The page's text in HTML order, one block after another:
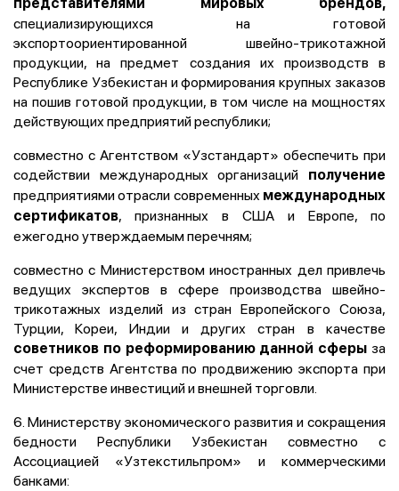
специализирующихся на готовой
экспортоориентированной швейно-трикотажной
продукции, на предмет создания их производств в
Республике Узбекистан и формирования крупных заказов
на пошив готовой продукции, в том числе на мощностях
действующих предприятий республики;
совместно с Агентством «Узстандарт» обеспечить при
содействии международных организаций
получение
предприятиями отрасли современных международных
сертификатов, признанных в США и Европе, по
ежегодно утверждаемым перечням;
совместно с Министерством иностранных дел привлечь
ведущих экспертов в сфере производства швейно-
трикотажных изделий из стран Европейского Союза,
Турции, Кореи, Индии и других стран в качестве
советников по реформированию данной сферы за
счет средств Агентства по продвижению экспорта при
Министерстве инвестиций и внешней торговли.
6. Министерству экономического развития и сокращения
бедности Республики Узбекистан совместно с
Ассоциацией «Узтекстильпром» и коммерческими
банками: